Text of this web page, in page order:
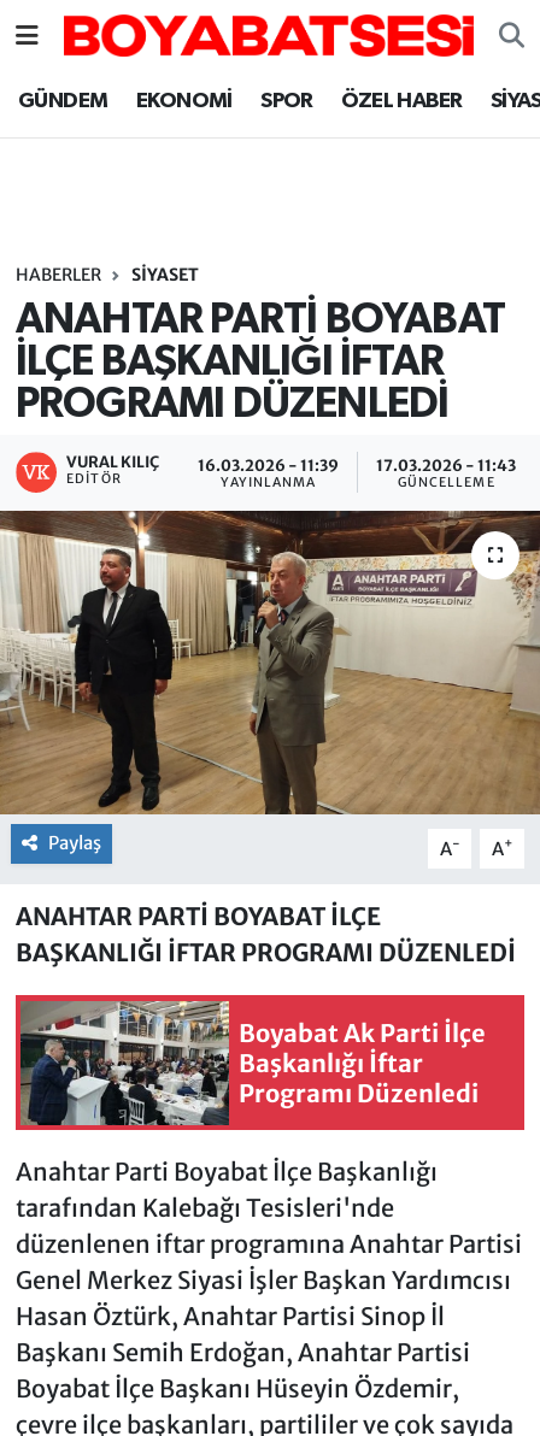
GÜNDEM EKONOMİ SPOR ÖZEL HABER
HABERLER SİYASET
ANAHTAR PARTİ BOYABAT
İLÇE BAŞKANLIĞI İFTAR
PROGRAMI DÜZENLEDİ
VURAL KILIÇ
EDITÖR
16.03.2026 - 11:39
YAYINLANMA
17.03.2026 - 11:43
GÜNCELLEME
Paylaş A- A+
ANAHTAR PARTİ BOYABAT İLÇE
BAŞKANLIĞI İFTAR PROGRAMI DÜZENLEDİ
Boyabat Ak Parti İlçe
Başkanlığı İftar
Programı Düzenledi
Anahtar Parti Boyabat İlçe Başkanlığı
tarafından Kalebağı Tesisleri'nde
düzenlenen iftar programına Anahtar Partisi
Genel Merkez Siyasi İşler Başkan Yardımcısı
Hasan Öztürk, Anahtar Partisi Sinop İl
Başkanı Semih Erdoğan, Anahtar Partisi
Boyabat İlçe Başkanı Hüseyin Özdemir,
çevre ilçe başkanları, partililer ve çok sayıda
Sinop Nöbetçi Eczaneler
Sinop Trafik Yoğunluk Haritası
Süper Lig Puan Durumu ve Fikstür
Tüm Manşetler
Son Dakika Haberleri
Haber Arşivi